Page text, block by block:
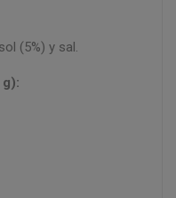
(5%) y sal.